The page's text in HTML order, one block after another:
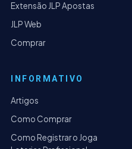
Extensão JLP Apostas
JLP Web
Comprar
INFORMATIVO
Artigos
Como Comprar
Como Registrar o Joga